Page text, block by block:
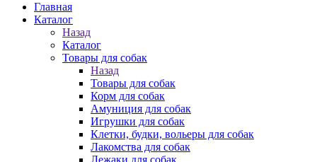
Главная
Каталог
Назад
Каталог
Товары для собак
Назад
Товары для собак
Корм для собак
Амуниция для собак
Игрушки для собак
Клетки, будки, вольеры для собак
Лакомства для собак
Лежаки для собак